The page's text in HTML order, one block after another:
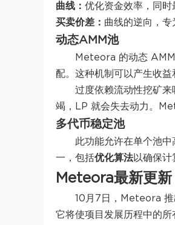
曲线： 优化资金效率，同时
买卖价差： 曲线的逆向，
动态AMM池
Meteora 的动态
配。这种机制可以产生收
过度依赖流动性挖矿
竭，LP 就会失去动力。
多代币稳定池
此功能允许在单个池
一，包括优化算法以确保计
Meteora最新更新
10月7日，Meteora 推
它将使项目发展历程中的所